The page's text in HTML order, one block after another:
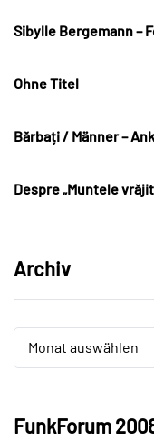
Sibylle Bergemann –
Ohne Titel
Bărbați / Männer –
Despre „Muntele
Archiv
Archiv
Monat auswählen
Archiv
FunkForum